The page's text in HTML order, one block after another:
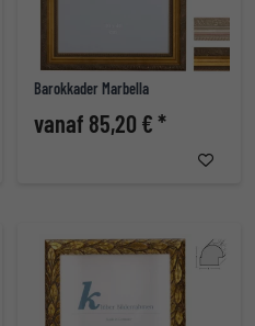
Barokkader Marbella
vanaf 85,20 € *